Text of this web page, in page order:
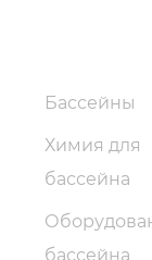
Бассейны
Химия для
бассейна
бассейна